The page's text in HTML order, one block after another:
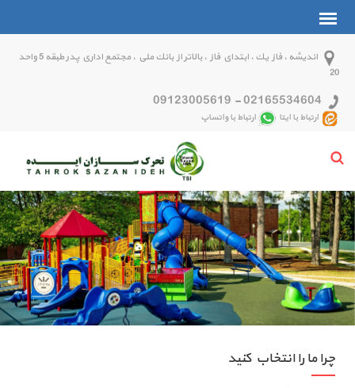
انديشه ، فاز يك ، ابتداي فاز ، بالاتر از بانك ملي ، مجتمع اداري پدر طبقه 5 واحد
20
02165534604
-
09123005619
ارتباط با ایتا ارتباط با واتساپ
چرا ما را انتخاب کنید